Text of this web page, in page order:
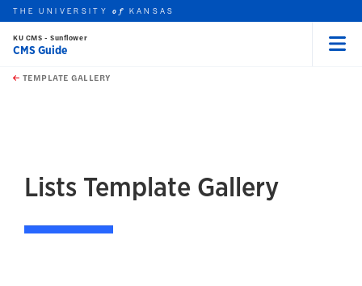
Skip to main content
this unit
THE UNIVERSITYof KANSAS
KU CMS - Sunflower
CMS Guide
TEMPLATE GALLERY
Lists Template Gallery